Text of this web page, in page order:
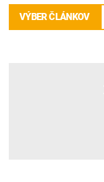
VÝBER ČLÁNKOV